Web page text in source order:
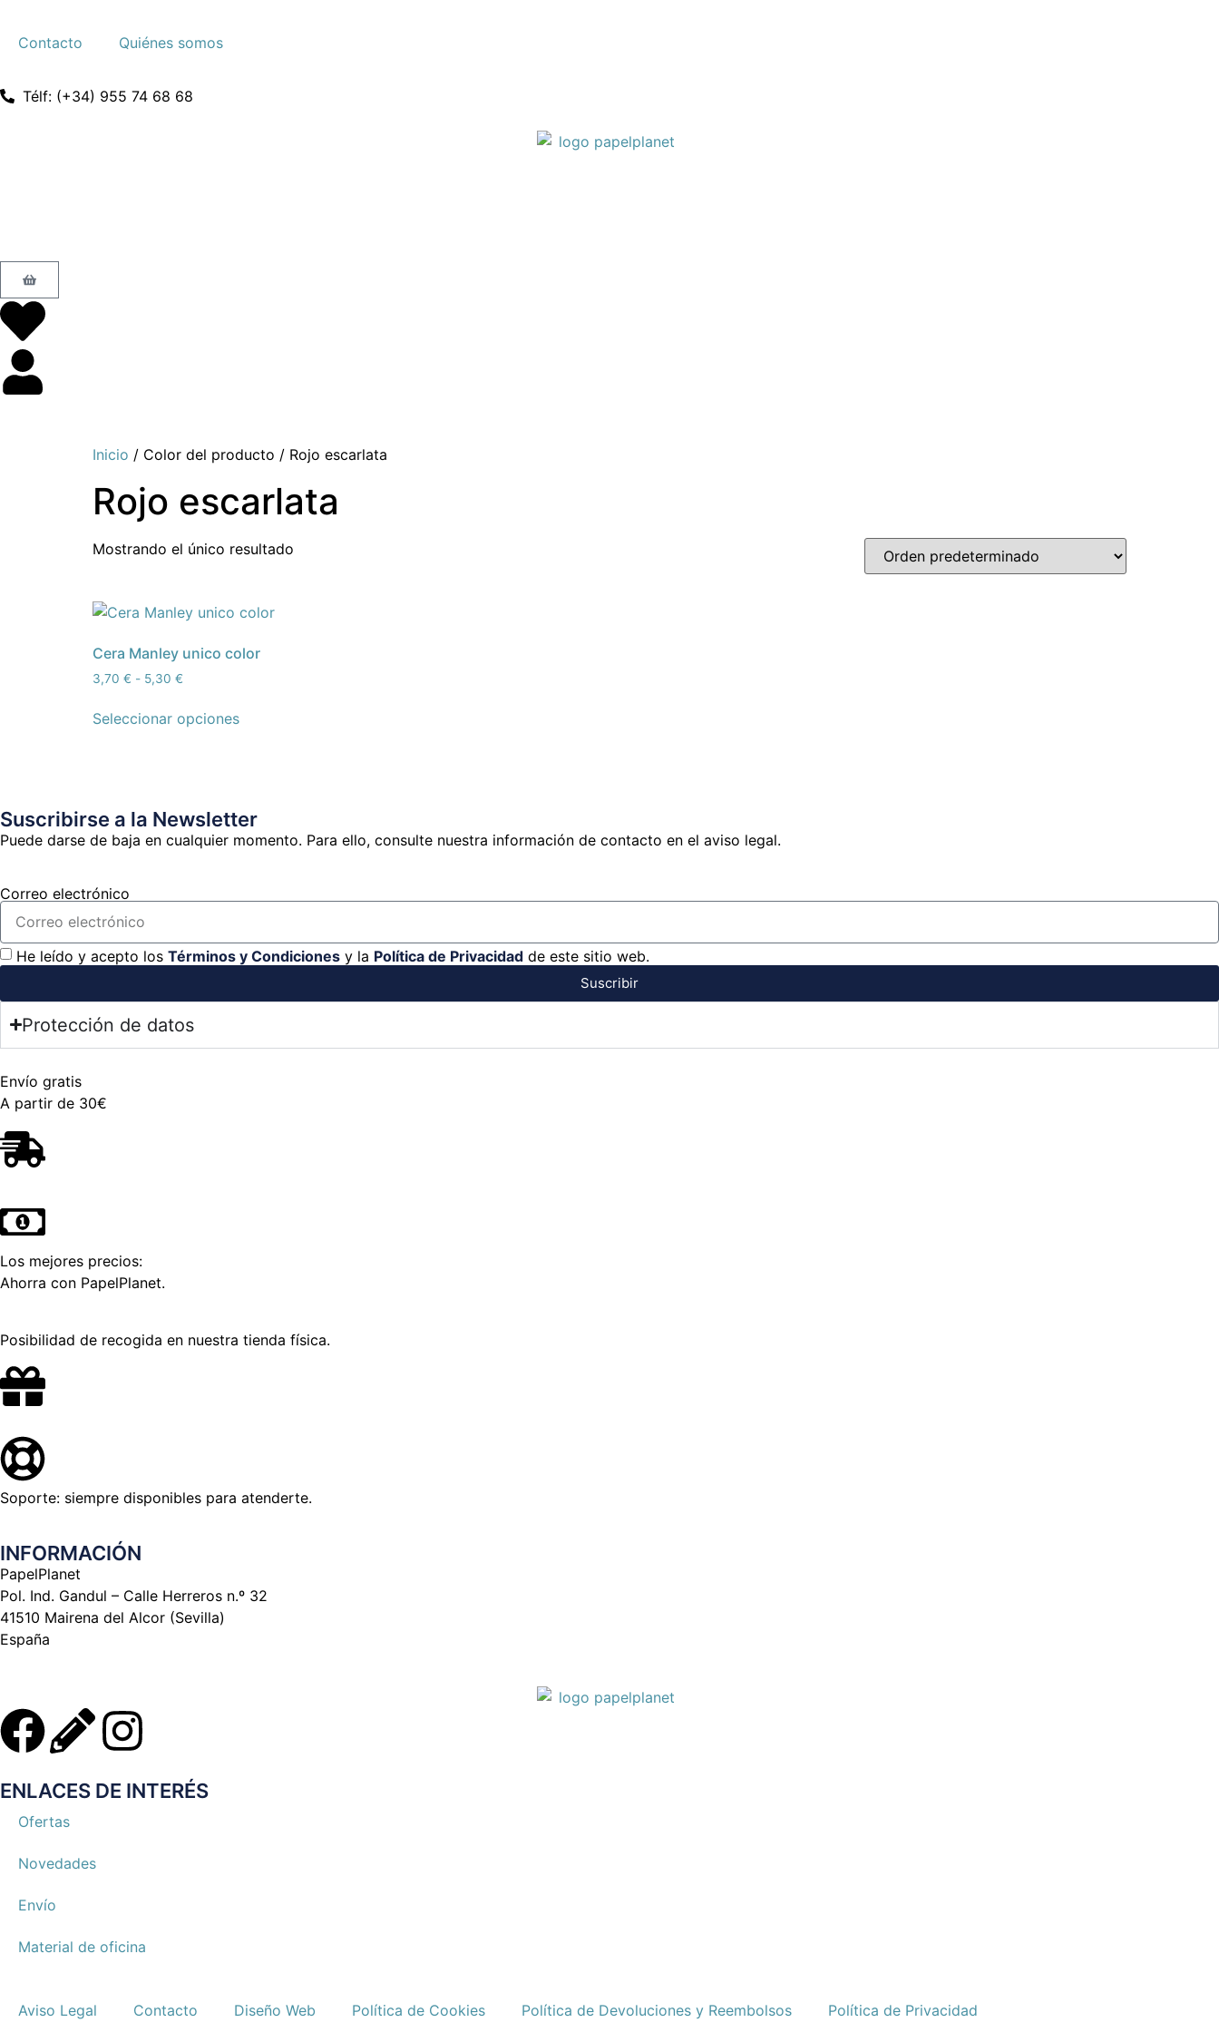
Contacto Quiénes somos
Télf: (+34) 955 74 68 68
Inicio / Color del producto / Rojo escarlata
Rojo escarlata
Mostrando el único resultado
Cera Manley unico color
3,70 € - 5,30 €
Seleccionar opciones
Suscribirse a la Newsletter
Puede darse de baja en cualquier momento. Para ello, consulte nuestra información de contacto en el aviso legal.
Correo electrónico
He leído y acepto los Términos y Condiciones y la Política de Privacidad de este sitio web.
Suscribir
Protección de datos
Envío gratis
A partir de 30€
Los mejores precios:
Ahorra con PapelPlanet.
Posibilidad de recogida en nuestra tienda física.
Soporte: siempre disponibles para atenderte.
INFORMACIÓN
PapelPlanet
Pol. Ind. Gandul – Calle Herreros n.º 32
41510 Mairena del Alcor (Sevilla)
España
ENLACES DE INTERÉS
Ofertas
Novedades
Envío
Material de oficina
Aviso Legal Contacto Diseño Web Política de Cookies Política de Devoluciones y Reembolsos Política de Privacidad